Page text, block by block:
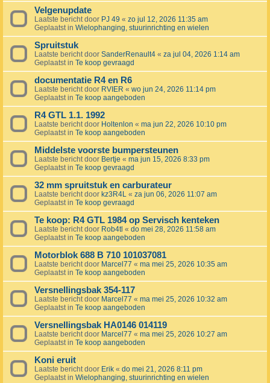
Velgenupdate
Laatste bericht door PJ 49 « zo jul 12, 2026 11:35 am
Geplaatst in Wielophanging, stuurinrichting en wielen
Spruitstuk
Laatste bericht door SanderRenault4 « za jul 04, 2026 1:14 am
Geplaatst in Te koop gevraagd
documentatie R4 en R6
Laatste bericht door RVIER « wo jun 24, 2026 11:14 pm
Geplaatst in Te koop aangeboden
R4 GTL 1.1. 1992
Laatste bericht door Holtenlon « ma jun 22, 2026 10:10 pm
Geplaatst in Te koop aangeboden
Middelste voorste bumpersteunen
Laatste bericht door Bertje « ma jun 15, 2026 8:33 pm
Geplaatst in Te koop gevraagd
32 mm spruitstuk en carburateur
Laatste bericht door kz3R4L « za jun 06, 2026 11:07 am
Geplaatst in Te koop gevraagd
Te koop: R4 GTL 1984 op Servisch kenteken
Laatste bericht door Rob4tl « do mei 28, 2026 11:58 am
Geplaatst in Te koop aangeboden
Motorblok 688 B 710 101037081
Laatste bericht door Marcel77 « ma mei 25, 2026 10:35 am
Geplaatst in Te koop aangeboden
Versnellingsbak 354-117
Laatste bericht door Marcel77 « ma mei 25, 2026 10:32 am
Geplaatst in Te koop aangeboden
Versnellingsbak HA0146 014119
Laatste bericht door Marcel77 « ma mei 25, 2026 10:27 am
Geplaatst in Te koop aangeboden
Koni eruit
Laatste bericht door Erik « do mei 21, 2026 8:11 pm
Geplaatst in Wielophanging, stuurinrichting en wielen